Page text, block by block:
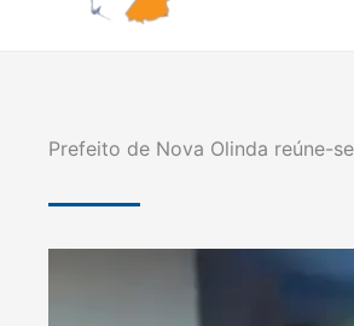
Prefeito de Nova Olinda reúne-